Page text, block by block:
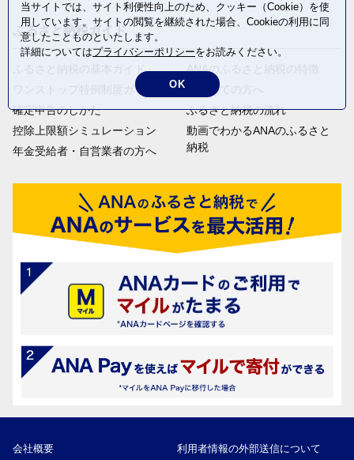
ふるさと納税ガイド
ふるさと納税の基本ガイド
ワンストップ特例制度ガイド
確定申告のしかた
控除上限額シミュレーション
年金受給者・自営業者の方へ
ANAのふるさと納税の特徴
はじめての方へ
ふるさと納税の流れ
動画でわかるANAのふるさと
納税
会社概要 利用者情報の外部送信について
当サイトでは、サイト利便性向上のため、クッキー（Cookie）を使
用しています。サイトの閲覧を継続された場合、Cookieの利用に同
意したことものといたします。
詳細についてはプライバシーポリシーをお読みください。
OK